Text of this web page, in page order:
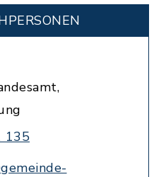
135